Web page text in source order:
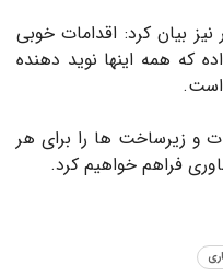
نیز بیان کرد: اقدامات خوبی
که همه اینها نوید دهنده
است.
و زیرساخت ها را برای هر
فراهم خواهیم کرد.